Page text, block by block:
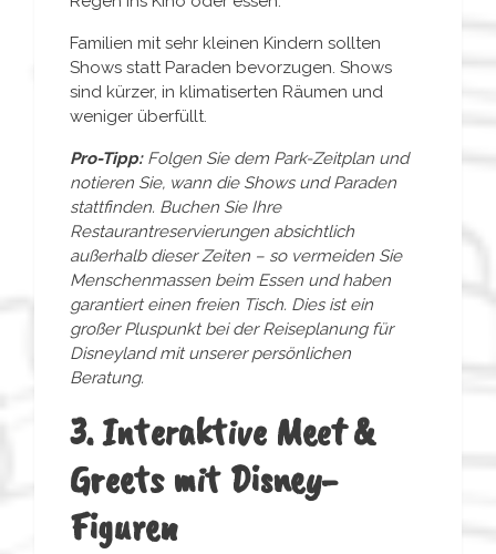
Familien mit sehr kleinen Kindern sollten
Shows statt Paraden bevorzugen. Shows
sind kürzer, in klimatiserten Räumen und
weniger überfüllt.
Pro-Tipp: Folgen Sie dem Park-Zeitplan und
notieren Sie, wann die Shows und Paraden
stattfinden. Buchen Sie Ihre
Restaurantreservierungen absichtlich
außerhalb dieser Zeiten – so vermeiden Sie
Menschenmassen beim Essen und haben
garantiert einen freien Tisch. Dies ist ein
großer Pluspunkt bei der Reiseplanung für
Disneyland mit unserer persönlichen
Beratung.
3. Interaktive Meet &
Greets mit Disney-
Figuren